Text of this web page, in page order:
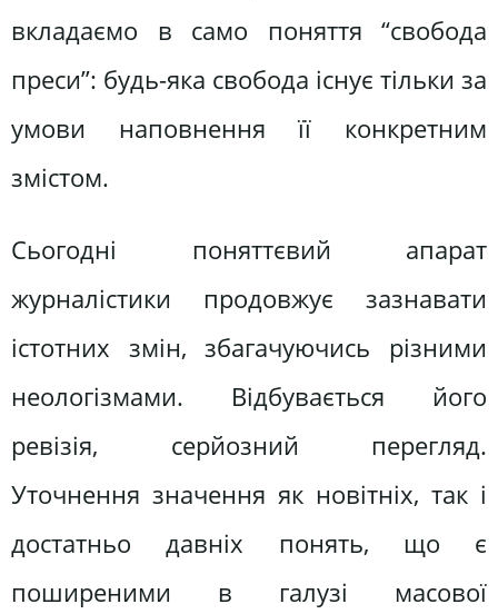
вкладаємо в само поняття “свобода
преси”: будь-яка свобода існує тільки за
умови наповнення її конкретним
змістом.
Сьогодні поняттєвий апарат
журналістики продовжує зазнавати
істотних змін, збагачуючись різними
неологізмами. Відбувається його
ревізія, серйозний перегляд.
Уточнення значення як новітніх, так і
достатньо давніх понять, що є
поширеними в галузі масової